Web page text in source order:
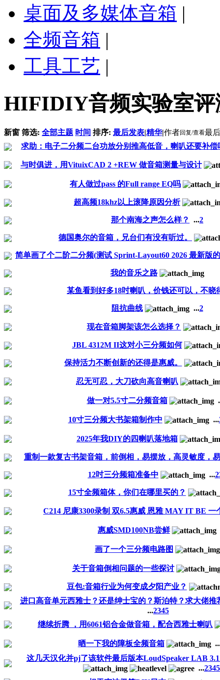
桌面及多媒体音箱 |
全频音箱 |
工具工艺 |
HIFIDIY音频实验室评
新窗 筛选: 全部主题 时间 排序: 最后发表|精华|作者回复/查看最
求助：电子二分频二台功放分别推高低音，喇叭还要补偿
与时俱进，用VituixCAD 2 +REW 做音箱测量与设计
有人做过pass 的Full range EQ吗
超高频18khz以上滚降原因分析
那个南海之声怎么样？ ...2
德国奥尔的音箱，兄台们有没有听过。
简单画了个二阶二分频(测试 Sprint-Layout60 2026 最新版
我的音乐之路
某鱼看到好多18吋喇叭，价钱还可以，不晓
阻抗曲线 ...2
现在音箱脚架该怎么选择？
JBL 4312M II这对小三分频如何
保持活力不断创新的还得是惠威。
忍无可忍，大刀砍向高音喇叭
做一对5.5寸二分频音箱
10寸三分频大书架箱制作中 ...
2025年我DIY的四喇叭落地箱
重制一款复古书架音箱，前倒相，易摆放，高灵敏度，
12吋三分频箱准备中 ...2
15寸全频箱体，你们在哪里买的？
C214 尼康3300录制 双6.5惠威 恩雅 MAY IT BE 一
惠威SMD100NB尝鲜
画了一个三分频电路图
关于音箱倒相问题的一些探讨
豆包:音箱行业为何变成夕阳产业？
进口高音单元西雅士？还是绅士宝的？斯泊特？求大佬推
...2345
继续折腾 ，用6061铝合金做音箱，配合西雅士喇叭
晒一下我的障板全频音箱
这几天汉化并pj了该软件最后版本LoudSpeaker LAB
...2345